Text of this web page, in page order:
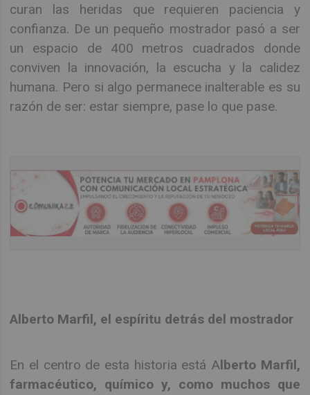
curan las heridas que requieren paciencia y
confianza. De un pequeño mostrador pasó a ser
un espacio de 400 metros cuadrados donde
conviven la innovación, la escucha y la calidez
humana. Pero si algo permanece inalterable es su
razón de ser: estar siempre, pase lo que pase.
Alberto Marfil, el espíritu detrás del mostrador
En el centro de esta historia está Alberto Marfil,
farmacéutico, químico y, como muchos que